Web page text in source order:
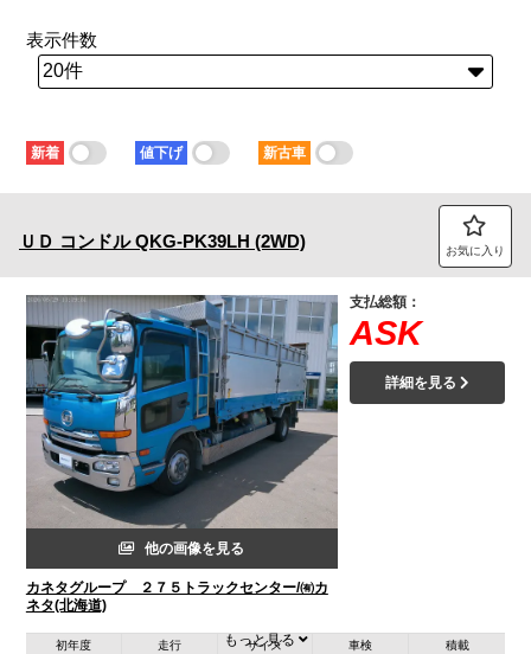
保存した検索条件
トラック市FC会員専用ページはこちら
新着順
走行距離
少ない順
多い順
価格
安い順
高い順
少ない順
多い順
短い順
表示件数
新着 値下げ 新古車
ＵＤ コンドル QKG-PK39LH (2WD) お気に入り
他の画像を見る
カネタグループ ２７５トラックセンター/㈲カ
ネタ(北海道)
支払総額：
ASK
詳細を見る
初年度 走行 サイズ 車検 積載
もっと見る